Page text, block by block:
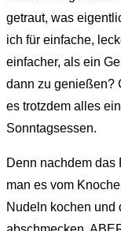
getraut, was
ich für einfache,
einfacher, als ein
dann zu genießen?
es trotzdem alles
Sonntagsessen.
Denn nachdem das
man es vom
Nudeln kochen und